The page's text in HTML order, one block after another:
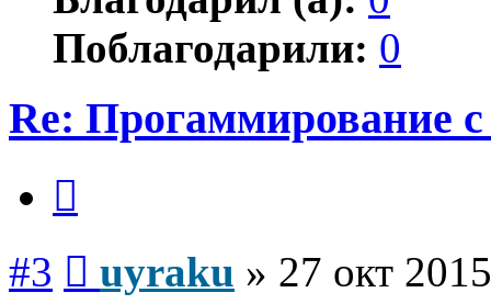
Поблагодарили: 0
Re: Прогаммирование с
#3 uyraku » 27 окт